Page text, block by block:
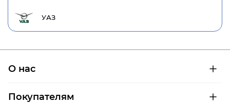
УАЗ
О нас
Сертификаты на продукцию
Покупателям